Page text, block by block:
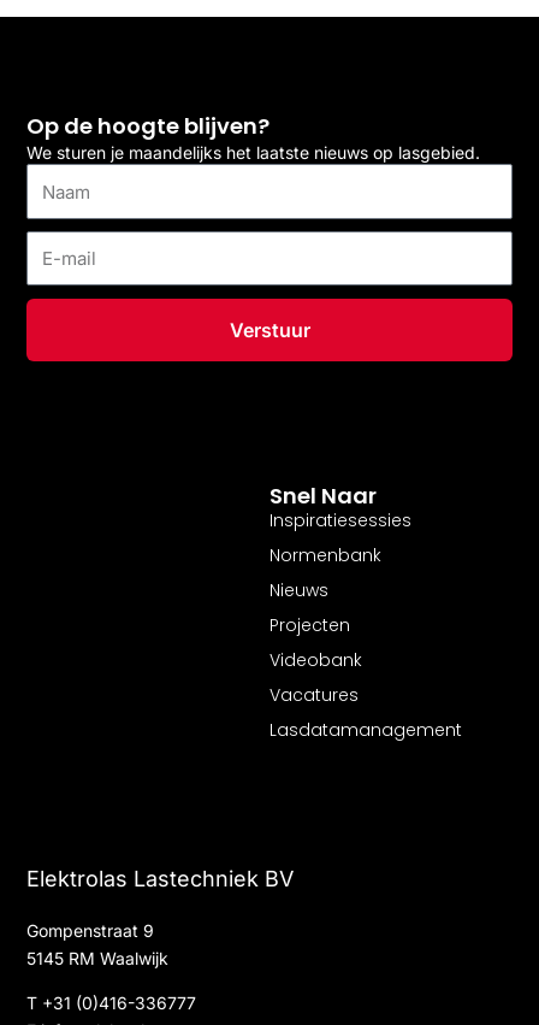
Elektrolas Lastechniek BV
Gompenstraat 9
5145 RM Waalwijk
T +31 (0)416-336777
Snel Naar
Inspiratiesessies
Normenbank
Nieuws
Projecten
Videobank
Vacatures
Lasdatamanagement
Op de hoogte blijven?
We sturen je maandelijks het laatste nieuws op lasgebied.
mail
Verstuur